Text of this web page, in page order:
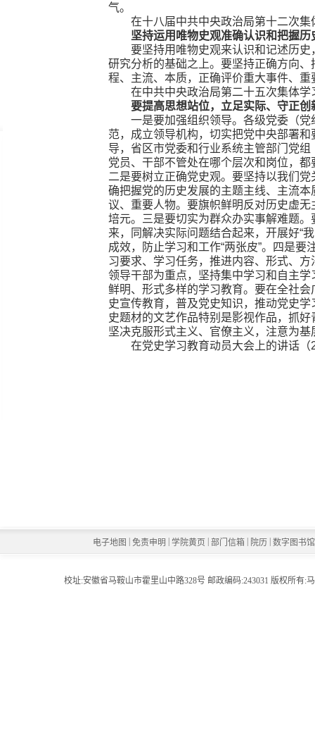
气。
在十八届中共中央政治局第十二次
坚持运用唯物史观准确认识和把握历
要坚持用唯物史观来认识和记述历
研究分析的基础之上。要坚持正确方向
程、主流、本质，正确评价重大事件、重
在中共中央政治局第二十五次集体
要提高思想站位，立足实际、守正
一是要加强组织领导。各级党委（
范，成立领导机构，切实把党中央部署
导，省区市党委和行业系统主管部门党
党员、干部不管处在哪个层次和岗位，
二是要树立正确党史观。要坚持以我们
确把握党的历史发展的主题主线、主流
议、重要人物。要旗帜鲜明反对历史虚
培元。三是要切实为群众办实事解难题
来，同解决实际问题结合起来，开展好“
成效，防止学习和工作“两张皮”。四是
习要求、学习任务，推进内容、形式、
领导干部为重点，坚持集中学习和自主
鲜明、形式多样的学习教育。要在全社
史宣传教育，普及党史知识，推动党史
史题材的文艺作品特别是影视作品，抓
坚决克服形式主义、官僚主义，注意为基
在党史学习教育动员大会上的讲话
电子地图 免责申明 学院黄页 部门信箱 院历 数字图书
校址:安徽省马鞍山市霍里山中路328号 邮政编码:243031 版权所有: